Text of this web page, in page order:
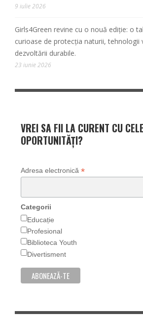
9 iulie 2026
Girls4Green revine cu o nouă ediție: o
curioase de protecția naturii, tehnologii
dezvoltării durabile.
23 iunie 2026
VREI SA FII LA CURENT CU
OPORTUNITĂȚI?
Adresa electronică *
Categorii
Educație
Profesional
Biblioteca Youth
Divertisment